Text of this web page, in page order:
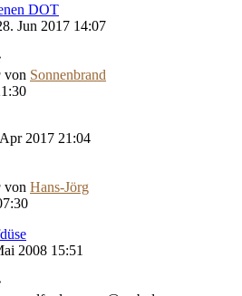
DOT
Jun 2017 14:07
von Sonnenbrand
2017 21:04
von Hans-Jörg
2008 15:51